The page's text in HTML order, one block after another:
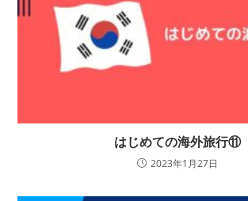
はじめての海外旅行⑪
2023年1月27日